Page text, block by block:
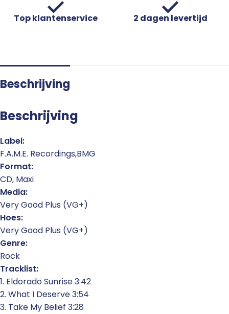
Top klantenservice 2 dagen levertijd
Beschrijving
Beschrijving
Label:
F.A.M.E. Recordings,BMG
Format:
CD, Maxi
Media:
Very Good Plus (VG+)
Hoes:
Very Good Plus (VG+)
Genre:
Rock
Tracklist:
1. Eldorado Sunrise 3:42
2. What I Deserve 3:54
3. Take My Belief 3:28